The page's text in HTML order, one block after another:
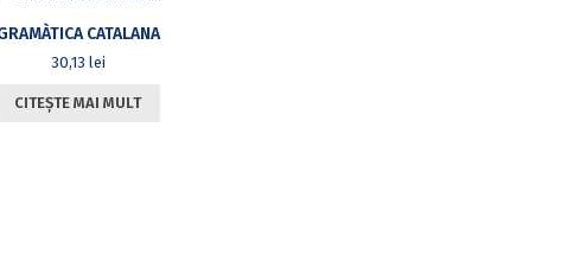
CATALANA
30,13 lei
CITEȘTE MAI MULT